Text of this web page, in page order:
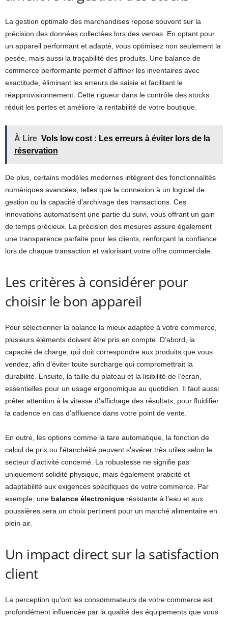
La gestion optimale des marchandises repose souvent sur la
précision des données collectées lors des ventes. En optant pour
un appareil performant et adapté, vous optimisez non seulement la
pesée, mais aussi la traçabilité des produits. Une balance de
commerce performante permet d’affiner les inventaires avec
exactitude, éliminant les erreurs de saisie et facilitant le
réapprovisionnement. Cette rigueur dans le contrôle des stocks
réduit les pertes et améliore la rentabilité de votre boutique.
À Lire Vols low cost : Les erreurs à éviter lors de la
réservation
De plus, certains modèles modernes intègrent des fonctionnalités
numériques avancées, telles que la connexion à un logiciel de
gestion ou la capacité d’archivage des transactions. Ces
innovations automatisent une partie du suivi, vous offrant un gain
de temps précieux. La précision des mesures assure également
une transparence parfaite pour les clients, renforçant la confiance
lors de chaque transaction et valorisant votre offre commerciale.
Les critères à considérer pour
choisir le bon appareil
Pour sélectionner la balance la mieux adaptée à votre commerce,
plusieurs éléments doivent être pris en compte. D’abord, la
capacité de charge, qui doit correspondre aux produits que vous
vendez, afin d’éviter toute surcharge qui compromettrait la
durabilité. Ensuite, la taille du plateau et la lisibilité de l’écran,
essentielles pour un usage ergonomique au quotidien. Il faut aussi
prêter attention à la vitesse d’affichage des résultats, pour fluidifier
la cadence en cas d’affluence dans votre point de vente.
En outre, les options comme la tare automatique, la fonction de
calcul de prix ou l’étanchéité peuvent s’avérer très utiles selon le
secteur d’activité concerné. La robustesse ne signifie pas
uniquement solidité physique, mais également praticité et
adaptabilité aux exigences spécifiques de votre commerce. Par
exemple, une balance électronique résistante à l’eau et aux
poussières sera un choix pertinent pour un marché alimentaire en
plein air.
Un impact direct sur la satisfaction
client
La perception qu’ont les consommateurs de votre commerce est
profondément influencée par la qualité des équipements que vous